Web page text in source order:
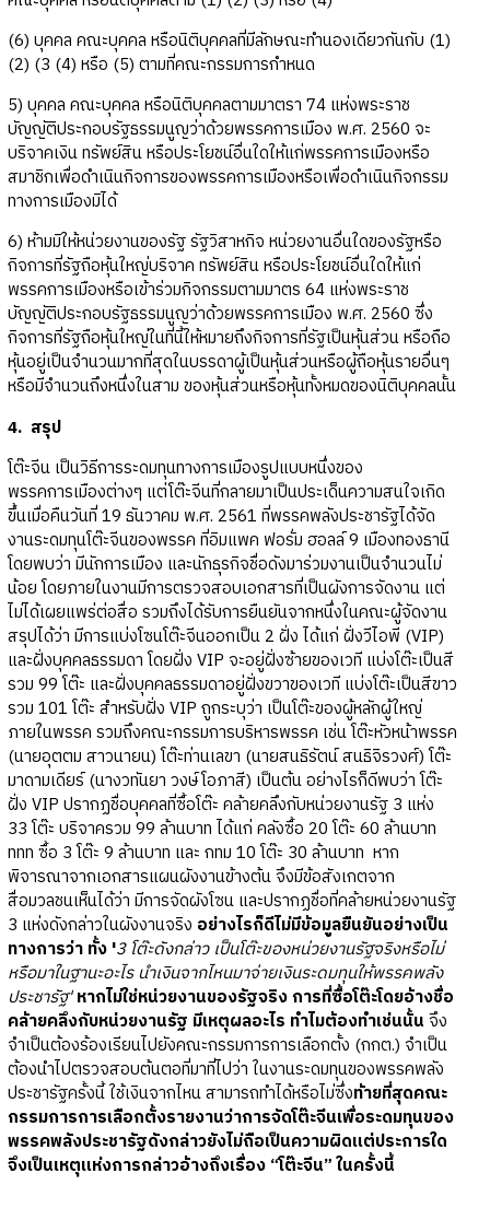
(6) บุคคล คณะบุคคล หรือนิติบุคคลที่มีลักษณะทำนองเดียวกันกับ (1)
(2) (3 (4) หรือ (5) ตามที่คณะกรรมการกำหนด
5) บุคคล คณะบุคคล หรือนิติบุคคลตามมาตรา 74 แห่งพระราช
บัญญัติประกอบรัฐธรรมนูญว่าด้วยพรรคการเมือง พ.ศ. 2560 จะ
บริจาคเงิน ทรัพย์สิน หรือประโยชน์อื่นใดให้แก่พรรคการเมืองหรือ
สมาชิกเพื่อดำเนินกิจการของพรรคการเมืองหรือเพื่อดำเนินกิจกรรม
ทางการเมืองมิได้
6) ห้ามมิให้หน่วยงานของรัฐ รัฐวิสาหกิจ หน่วยงานอื่นใดของรัฐหรือ
กิจการที่รัฐถือหุ้นใหญ่บริจาค ทรัพย์สิน หรือประโยชน์อื่นใดให้แก่
พรรคการเมืองหรือเข้าร่วมกิจกรรมตามมาตร 64 แห่งพระราช
บัญญัติประกอบรัฐธรรมนูญว่าด้วยพรรคการเมือง พ.ศ. 2560 ซึ่ง
กิจการที่รัฐถือหุ้นใหญ่ในที่นี้ให้หมายถึงกิจการที่รัฐเป็นหุ้นส่วน หรือถือ
หุ้นอยู่เป็นจำนวนมากที่สุดในบรรดาผู้เป็นหุ้นส่วนหรือผู้ถือหุ้นรายอื่นๆ
หรือมีจำนวนถึงหนึ่งในสาม ของหุ้นส่วนหรือหุ้นทั้งหมดของนิติบุคคลนั้น
4. สรุป
โต๊ะจีน เป็นวิธีการระดมทุนทางการเมืองรูปแบบหนึ่งของ
พรรคการเมืองต่างๆ แต่โต๊ะจีนที่กลายมาเป็นประเด็นความสนใจเกิด
ขึ้นเมื่อคืนวันที่ 19 ธันวาคม พ.ศ. 2561 ที่พรรคพลังประชารัฐได้จัด
งานระดมทุนโต๊ะจีนของพรรค ที่อิมแพค ฟอรั่ม ฮอลล์ 9 เมืองทองธานี
โดยพบว่า มีนักการเมือง และนักธุรกิจชื่อดังมาร่วมงานเป็นจำนวนไม่
น้อย โดยภายในงานมีการตรวจสอบเอกสารที่เป็นผังการจัดงาน แต่
ไม่ได้เผยแพร่ต่อสื่อ รวมถึงได้รับการยืนยันจากหนึ่งในคณะผู้จัดงาน
สรุปได้ว่า มีการแบ่งโซนโต๊ะจีนออกเป็น 2 ฝั่ง ได้แก่ ฝั่งวีไอพี (VIP)
และฝั่งบุคคลธรรมดา โดยฝั่ง VIP จะอยู่ฝั่งซ้ายของเวที แบ่งโต๊ะเป็นสี
รวม 99 โต๊ะ และฝั่งบุคคลธรรมดาอยู่ฝั่งขวาของเวที แบ่งโต๊ะเป็นสีขาว
รวม 101 โต๊ะ สำหรับฝั่ง VIP ถูกระบุว่า เป็นโต๊ะของผู้หลักผู้ใหญ่
ภายในพรรค รวมถึงคณะกรรมการบริหารพรรค เช่น โต๊ะหัวหน้าพรรค
(นายอุตตม สาวนายน) โต๊ะท่านเลขา (นายสนธิรัตน์ สนธิจิรวงศ์) โต๊ะ
มาดามเดียร์ (นางวทันยา วงษ์โอภาสี) เป็นต้น อย่างไรก็ดีพบว่า โต๊ะ
ฝั่ง VIP ปรากฏชื่อบุคคลที่ซื้อโต๊ะ คล้ายคลึงกับหน่วยงานรัฐ 3 แห่ง
33 โต๊ะ บริจาครวม 99 ล้านบาท ได้แก่ คลังซื้อ 20 โต๊ะ 60 ล้านบาท
ททท ซื้อ 3 โต๊ะ 9 ล้านบาท และ กทม 10 โต๊ะ 30 ล้านบาท หาก
พิจารณาจากเอกสารแผนผังงานข้างต้น จึงมีข้อสังเกตจาก
สื่อมวลชนเห็นได้ว่า มีการจัดผังโซน และปรากฏชื่อที่คล้ายหน่วยงานรัฐ
3 แห่งดังกล่าวในผังงานจริง อย่างไรก็ดีไม่มีข้อมูลยืนยันอย่างเป็น
ทางการว่า ทั้ง '3 โต๊ะดังกล่าว เป็นโต๊ะของหน่วยงานรัฐจริงหรือไม่
หรือมาในฐานะอะไร นำเงินจากไหนมาจ่ายเงินระดมทุนให้พรรคพลัง
ประชารัฐ' หากไม่ใช่หน่วยงานของรัฐจริง การที่ซื้อโต๊ะโดยอ้างชื่อ
คล้ายคลึงกับหน่วยงานรัฐ มีเหตุผลอะไร ทำไมต้องทำเช่นนั้น จึง
จำเป็นต้องร้องเรียนไปยังคณะกรรมการการเลือกตั้ง (กกต.) จำเป็น
ต้องนำไปตรวจสอบต้นตอที่มาที่ไปว่า ในงานระดมทุนของพรรคพลัง
ประชารัฐครั้งนี้ ใช้เงินจากไหน สามารถทำได้หรือไม่ซึ่งท้ายที่สุดคณะ
กรรมการการเลือกตั้งรายงานว่าการจัดโต๊ะจีนเพื่อระดมทุนของ
พรรคพลังประชารัฐดังกล่าวยังไม่ถือเป็นความผิดแต่ประการใด
จึงเป็นเหตุแห่งการกล่าวอ้างถึงเรื่อง “โต๊ะจีน” ในครั้งนี้